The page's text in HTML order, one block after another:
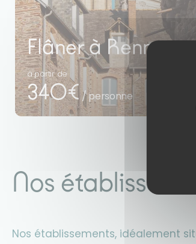
Flâner à Rennes
à partir de
340€ / personne
Nos
Nos établissements, idéalement